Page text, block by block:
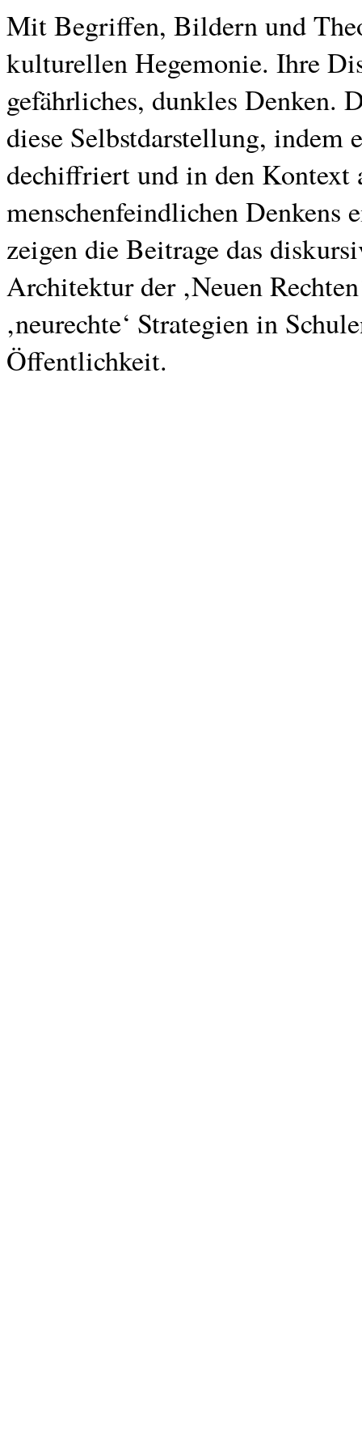
Mit Begriffen, Bildern und
kulturellen Hegemonie. Ihre
gefährliches, dunkles Denken.
diese Selbstdarstellung, indem
dechiffriert und in den Kontext
menschenfeindlichen
zeigen die Beitrage das
Architektur der ‚Neuen
‚neurechte‘ Strategien in
Öffentlichkeit.